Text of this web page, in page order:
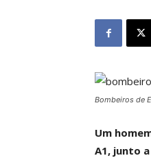
Bombeiros de
Um
A1, junto